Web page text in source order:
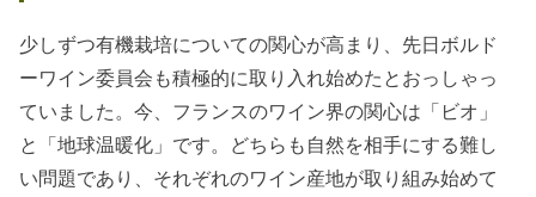
少しずつ有機栽培についての関心が高まり、先日ボルド
ーワイン委員会も積極的に取り入れ始めたとおっしゃっ
ていました。今、フランスのワイン界の関心は「ビオ」
と「地球温暖化」です。どちらも自然を相手にする難し
い問題であり、それぞれのワイン産地が取り組み始めて